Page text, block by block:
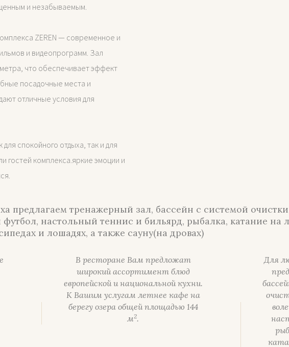
и незабываемым.
ZEREN — современное и
и видеопрограмм. Зал
что обеспечивает эффект
посадочные места и
отличные условия для
спокойного отдыха, так и для
гостей комплекса.яркие эмоции и
предлагаем тренажерный зал, бассейн с системой
настольный теннис и бильярд, рыбалка, катание на
и лошадях, а также сауну(на дровах)
В ресторане Вам предложат
широкий ассортимент блюд
европейской и национальной кухни.
К Вашим услугам летнее кафе на
берегу озера общей площадью 144
м2.
Для